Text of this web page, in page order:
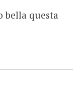
bella questa